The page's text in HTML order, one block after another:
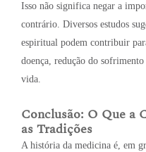
Isso não significa negar a
contrário. Diversos estudos
espiritual podem contribuir
doença, redução do
vida.
Conclusão: O Que a
as Tradições
A história da medicina é, em